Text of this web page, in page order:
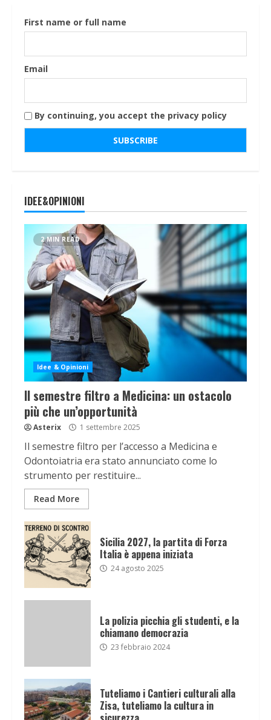
First name or full name
Email
By continuing, you accept the privacy policy
IDEE&OPINIONI
2 MIN READ
Idee & Opinioni
Il semestre filtro a Medicina: un ostacolo
più che un’opportunità
Asterix 1 settembre 2025
Il semestre filtro per l’accesso a Medicina e
Odontoiatria era stato annunciato come lo
strumento per restituire...
Read More
Sicilia 2027, la partita di Forza
Italia è appena iniziata
24 agosto 2025
La polizia picchia gli studenti, e la
chiamano democrazia
23 febbraio 2024
Tuteliamo i Cantieri culturali alla
Zisa, tuteliamo la cultura in